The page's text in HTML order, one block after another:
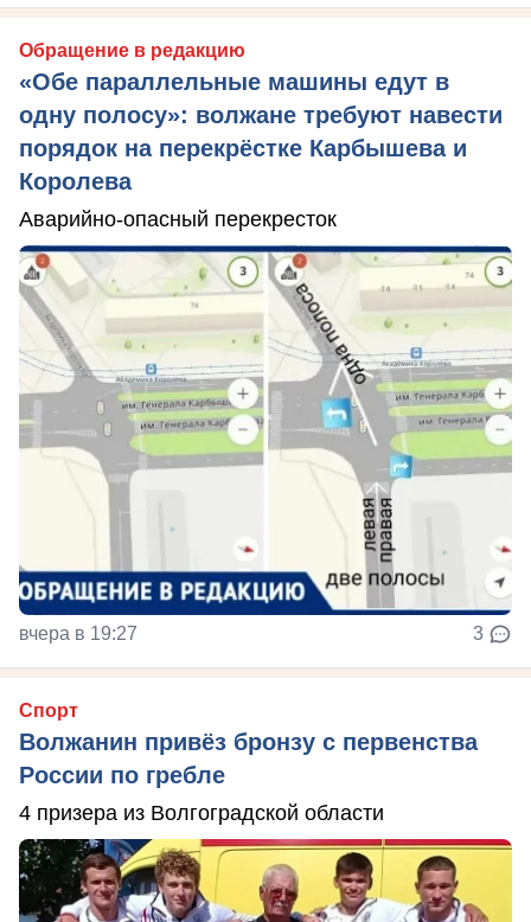
Обращение в редакцию
«Обе параллельные машины едут в
одну полосу»: волжане требуют навести
порядок на перекрёстке Карбышева и
Королева
Аварийно-опасный перекресток
вчера в 19:27 3
Спорт
Волжанин привёз бронзу с первенства
России по гребле
4 призера из Волгоградской области